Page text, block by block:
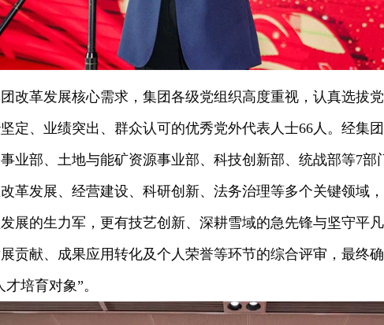
改革发展核心需求，集团各级党组织高度重视，认真选拔
定、业绩突出、群众认可的优秀党外代表人士66人。经集
业部、土地与能矿资源事业部、科技创新部、统战部等7
革发展、经营建设、科研创新、法务治理等多个关键领域
展的生力军，更有技艺创新、深耕雪域的急先锋与坚守平
贡献、成果应用转化及个人荣誉等环节的综合评审，最终
培育对象”。